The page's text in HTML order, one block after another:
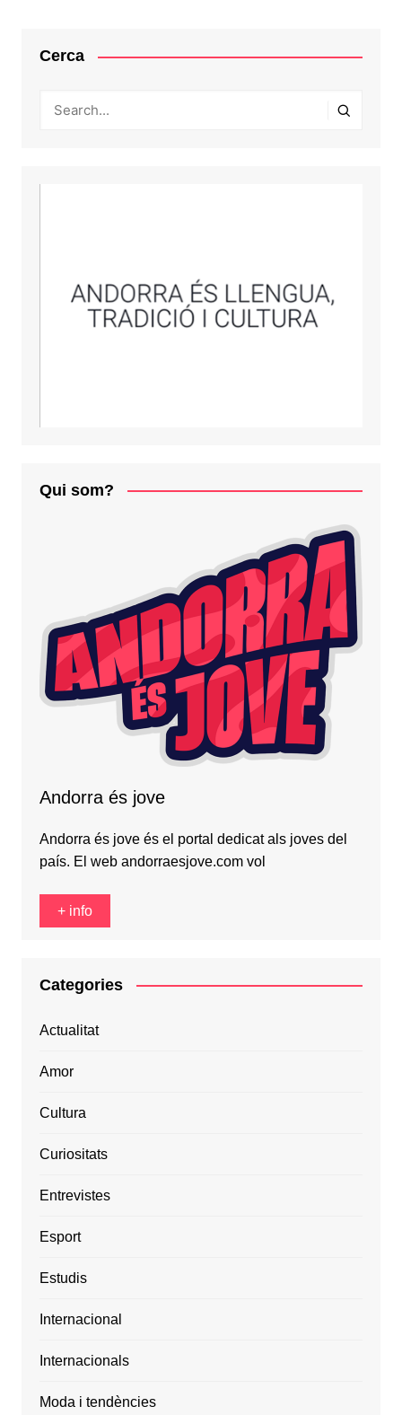
Cerca
Qui som?
Andorra és jove
Andorra és jove és el portal dedicat als joves del
país. El web andorraesjove.com vol
+ info
Categories
Actualitat
Amor
Cultura
Curiositats
Entrevistes
Esport
Estudis
Internacional
Internacionals
Moda i tendències